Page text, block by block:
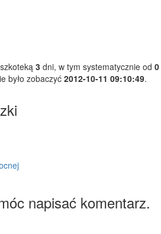
3 dni, w tym systematycznie od 0
było zobaczyć 2012-10-11 09:10:49.
napisać komentarz.